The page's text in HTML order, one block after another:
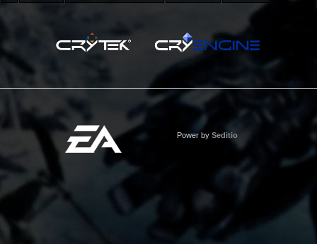
Power by Seditio